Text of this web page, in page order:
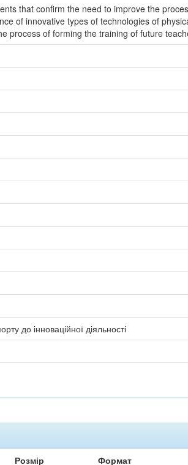
that confirm the need to improve the
of innovative types of technologies of
process of forming the training of future
до інноваційної діяльності
Розмір Формат